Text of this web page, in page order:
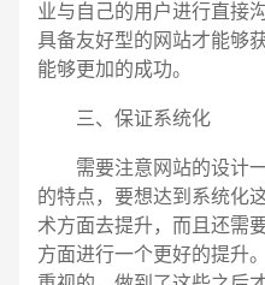
业与自己的用户进行直接
具备友好型的网站才能够
能够更加的成功。
三、保证系统化
需要注意网站的设计一
的特点，要想达到系统化
术方面去提升，而且还需
方面进行一个更好的提升